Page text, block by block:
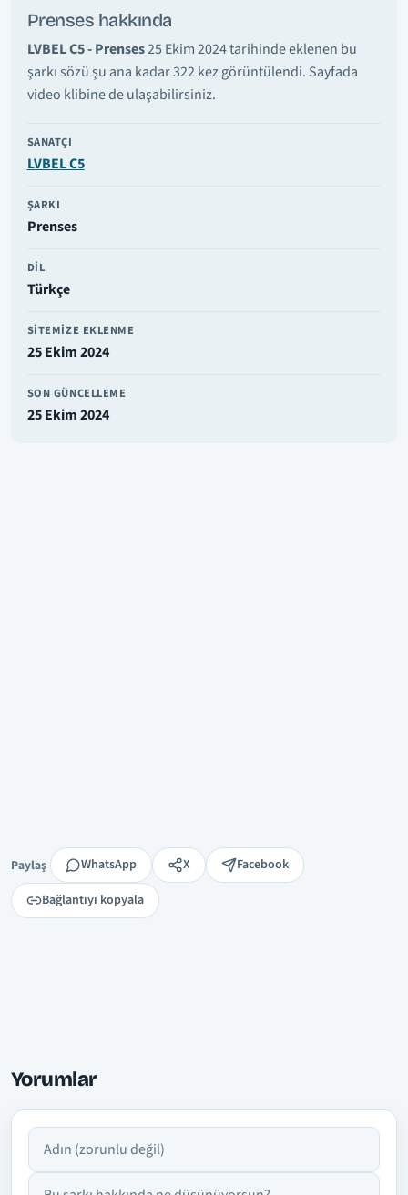
Prenses hakkında
LVBEL C5 - Prenses25 Ekim 2024 tarihinde eklenen bu
şarkı sözü şu ana kadar 322 kez görüntülendi. Sayfada
video klibine de ulaşabilirsiniz.
SANATÇI
LVBEL C5
ŞARKI
Prenses
DIL
Türkçe
SITEMIZE EKLENME
25 Ekim 2024
SON GÜNCELLEME
25 Ekim 2024
Paylaş
Paylaş WhatsApp X
Facebook
Bağlantıyı kopyala
Yorumlar
Adın
Yorumun